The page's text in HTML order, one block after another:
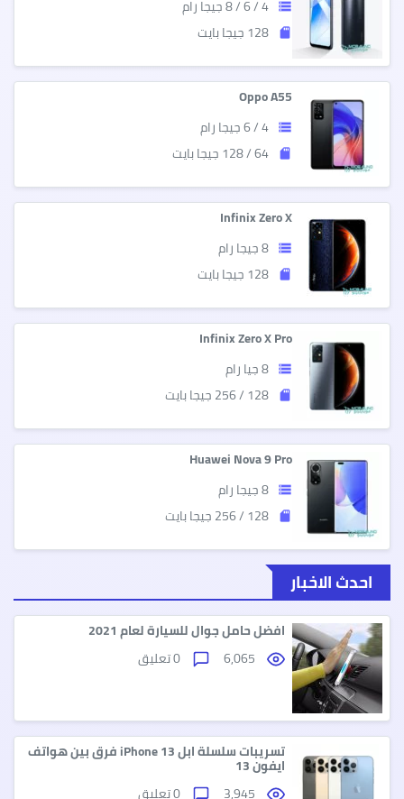
storage 4 / 6 / 8 جيجا رام
sd_storage 128 جيجا بايت
Oppo A55
storage 4 / 6 جيجا رام
sd_storage 64 / 128 جيجا بايت
Infinix Zero X
storage 8 جيجا رام
sd_storage 128 جيجا بايت
Infinix Zero X Pro
storage 8 جيا رام
sd_storage 128 / 256 جيجا بايت
Huawei Nova 9 Pro
storage 8 جيجا رام
sd_storage 128 / 256 جيجا بايت
احدث الاخبار
افضل حامل جوال للسيارة لعام 2021
تسريبات سلسلة ابل iPhone 13 فرق بين هواتف
ايفون 13